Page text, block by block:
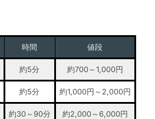
時間 値段
約5分 約700～1,000円
約5分 約1,000円～2,000円
約30～90分 約2,000～6,000円